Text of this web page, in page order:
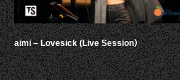
aimi – Lovesick (Live Session）